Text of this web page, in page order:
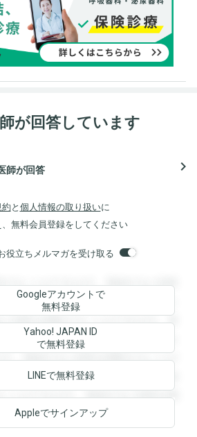
が回答しています
師が回答 navigate_next
と 個人情報の取り扱いに
無料会員登録をしてください
役立ちメルマガを受け取る
ることができます。登録すると回答
す。登録すると回答を閲覧すること
回答を閲覧することができます。登
ことができます。登録すると回答を
。登録すると回答を閲覧することが
答を閲覧することができます。登録
とができます。登録すると回答を閲
Googleアカウントで
無料登録
Yahoo! JAPAN ID
で無料登録
LINEで無料登録
Appleでサインアップ